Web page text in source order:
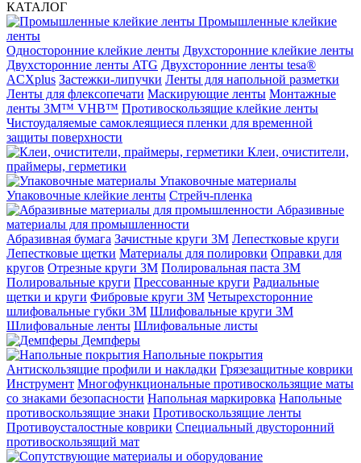
КАТАЛОГ
Промышленные клейкие
ленты
Односторонние клейкие ленты Двухсторонние клейкие ленты
Двухсторонние ленты ATG Двухсторонние ленты tesa®
ACXplus Застежки-липучки Ленты для напольной разметки
Ленты для флексопечати Маскирующие ленты Монтажные
ленты 3M™ VHB™ Противоскользящие клейкие ленты
Чистоудаляемые самоклеящиеся пленки для временной
защиты поверхности
Клеи, очистители,
праймеры, герметики
Упаковочные материалы
Упаковочные клейкие ленты Стрейч-пленка
Абразивные
материалы для промышленности
Абразивная бумага Зачистные круги 3М Лепестковые круги
Лепестковые щетки Материалы для полировки Оправки для
кругов Отрезные круги 3М Полировальная паста 3М
Полировальные круги Прессованные круги Радиальные
щетки и круги Фибровые круги 3М Четырехсторонние
шлифовальные губки 3M Шлифовальные круги 3М
Шлифовальные ленты Шлифовальные листы
Демпферы
Напольные покрытия
Aнтискользящие профили и накладки Грязезащитные коврики
Инструмент Многофункциональные противоскользящие маты
со знаками безопасности Напольная маркировка Напольные
противоскользящие знаки Противоскользящие ленты
Противоусталостные коврики Специальный двусторонний
противоскользящий мат